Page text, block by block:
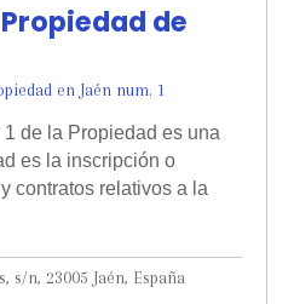
de
en Jaén num. 1
de la Propiedad es una
es la inscripción o
contratos relativos a la
s/n, 23005 Jaén, España